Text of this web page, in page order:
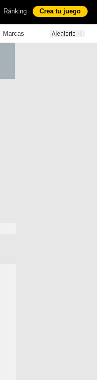
Ránking Crea tu juego
Marcas